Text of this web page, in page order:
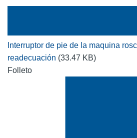
Interruptor de pie de la maquina
readecuación (33.47 KB)
Folleto